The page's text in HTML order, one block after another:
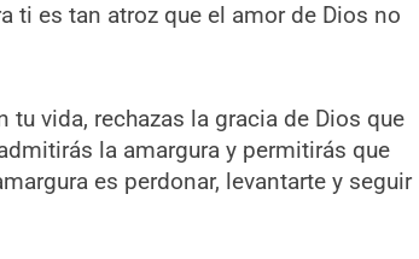
ti es tan atroz que el amor de Dios no
tu vida, rechazas la gracia de Dios que
la amargura y permitirás que
es perdonar, levantarte y seguir